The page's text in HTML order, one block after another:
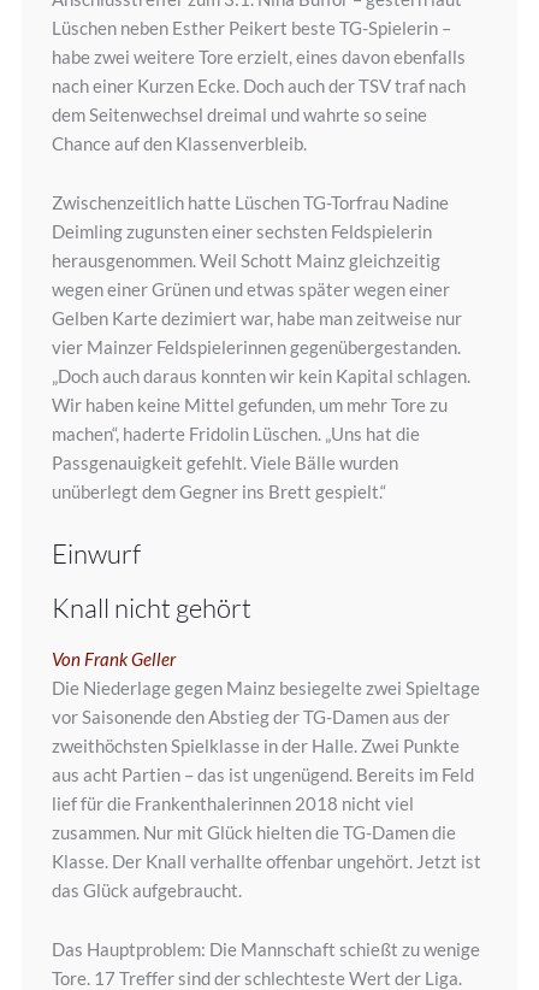
Lüschen neben Esther Peikert beste TG-Spielerin –
habe zwei weitere Tore erzielt, eines davon ebenfalls
nach einer Kurzen Ecke. Doch auch der TSV traf nach
dem Seitenwechsel dreimal und wahrte so seine
Chance auf den Klassenverbleib.
Zwischenzeitlich hatte Lüschen TG-Torfrau Nadine
Deimling zugunsten einer sechsten Feldspielerin
herausgenommen. Weil Schott Mainz gleichzeitig
wegen einer Grünen und etwas später wegen einer
Gelben Karte dezimiert war, habe man zeitweise nur
vier Mainzer Feldspielerinnen gegenübergestanden.
„Doch auch daraus konnten wir kein Kapital schlagen.
Wir haben keine Mittel gefunden, um mehr Tore zu
machen“, haderte Fridolin Lüschen. „Uns hat die
Passgenauigkeit gefehlt. Viele Bälle wurden
unüberlegt dem Gegner ins Brett gespielt.“
Einwurf
Knall nicht gehört
Von Frank Geller
Die Niederlage gegen Mainz besiegelte zwei Spieltage
vor Saisonende den Abstieg der TG-Damen aus der
zweithöchsten Spielklasse in der Halle. Zwei Punkte
aus acht Partien – das ist ungenügend. Bereits im Feld
lief für die Frankenthalerinnen 2018 nicht viel
zusammen. Nur mit Glück hielten die TG-Damen die
Klasse. Der Knall verhallte offenbar ungehört. Jetzt ist
das Glück aufgebraucht.
Das Hauptproblem: Die Mannschaft schießt zu wenige
Tore. 17 Treffer sind der schlechteste Wert der Liga.